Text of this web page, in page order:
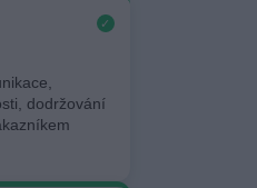
✓
dodržování